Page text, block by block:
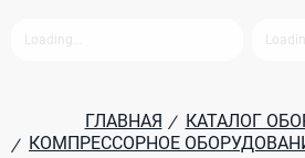
ГЛАВНАЯ / КАТАЛОГ
/
КОМПРЕССОРНОЕ